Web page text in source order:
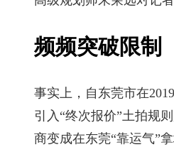
频频突破限制
事实上，自东莞市在
引入“终次报价”土拍规
商变成在东莞“靠运气”